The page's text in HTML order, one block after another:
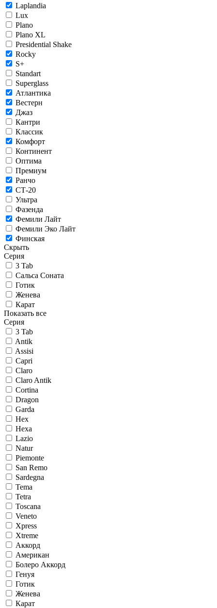
Laplandia
Lux
Plano
Plano XL
Presidential Shake
Rocky
S+
Standart
Superglass
Атлантика
Вестерн
Джаз
Кантри
Классик
Комфорт
Континент
Оптима
Премиум
Ранчо
СТ-20
Ультра
Фазенда
Фемили Лайт
Фемили Эко Лайт
Финская
Скрыть
Серия
3 Tab
Сальса Соната
Готик
Женева
Карат
Показать все
Серия
3 Tab
Antik
Assisi
Capri
Claro
Claro Antik
Cortina
Dragon
Garda
Hex
Hexa
Lazio
Natur
Piemonte
San Remo
Sardegna
Tema
Tetra
Toscana
Veneto
Xpress
Xtreme
Аккорд
Американ
Болеро Аккорд
Генуя
Готик
Женева
Карат